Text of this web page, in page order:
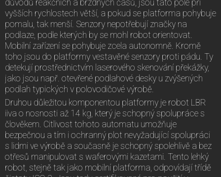
důvodů reakčních a brzdných časů, jsou tato pole při
vyšších rychlostech větší, a pokud se platforma pohybuje
pomalu, tak menší. Senzory nepotřebují značky na
podlaze, podle kterých by se mohl robot orientovat.
Mobilní zařízení se pohybuje zcela autonomně. Kromě
toho jsou do platformy vestavěné senzory proti pádu. Ty
detekují prostřednictvím laserového skenování překážky,
jako jsou např. otevřené podlahové desky u zvýšených
podlah typických v polovodičové výrobě.
Druhou důležitou komponentou platformy je robot LBR
iiva o nosnosti až 14 kg, který je schopný spolupráce s
člověkem. Citlivost tohoto automatu umožňuje
bezpečnou a tím i ochranný plot nevyžadující spolupráci
s lidmi ve výrobě a současně je schopný spolehlivě a bez
otřesů manipulovat s waferovými kazetami. Tento lehký
robot, stejně tak jako mobilní platforma, odpovídají třídě